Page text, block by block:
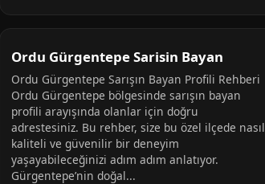
Ordu Gürgentepe Sarisin Bayan
Ordu Gürgentepe Sarışın Bayan Profili Rehberi
Ordu Gürgentepe bölgesinde sarışın bayan
profili arayışında olanlar için doğru
adrestesiniz. Bu rehber, size bu özel ilçede nasıl
kaliteli ve güvenilir bir deneyim
yaşayabileceğinizi adım adım anlatıyor.
Gürgentepe’nin doğal...